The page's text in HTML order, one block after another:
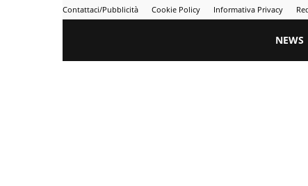
Contattaci/Pubblicità Cookie Policy Informativa Privacy
NEWS